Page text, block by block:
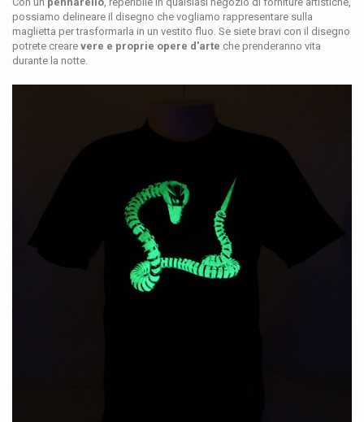
possiamo delineare il disegno che vogliamo rappresentare sulla
maglietta per trasformarla in un vestito fluo. Se siete bravi con il disegno
potrete creare vere e proprie opere d'arte che prenderanno vita
durante la notte.